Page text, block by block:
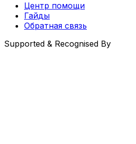
Центр помощи
Гайды
Обратная связь
Supported & Recognised By